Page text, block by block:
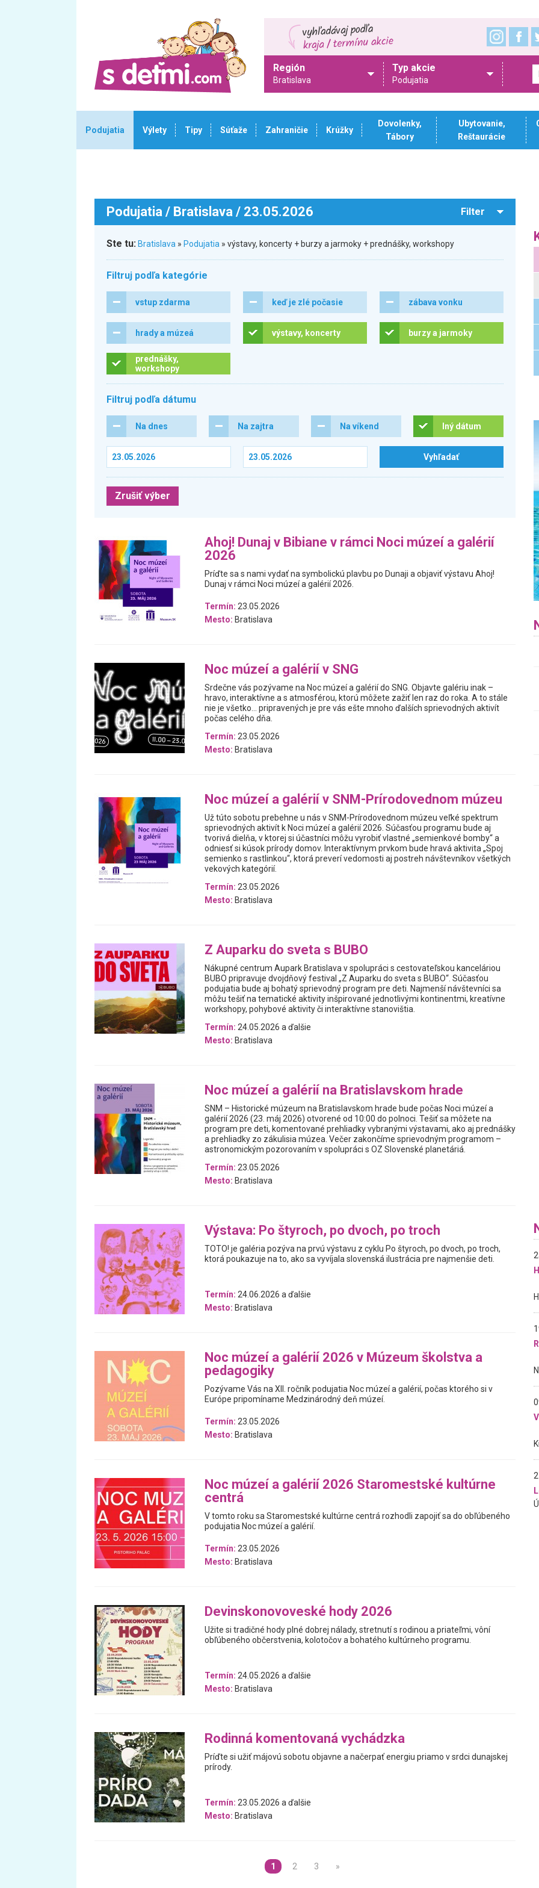
Región
Bratislava
Typ akcie
Podujatia
Podujatia Výlety Tipy Súťaže Zahraničie Krúžky
Dovolenky,
Tábory
Ubytovanie,
Reštaurácie
Podujatia / Bratislava / 23.05.2026 Filter
Ste tu: Bratislava » Podujatia » výstavy, koncerty + burzy a jarmoky + prednášky, workshopy
Filtruj podľa kategórie
vstup zdarma keď je zlé počasie zábava vonku
hrady a múzeá výstavy, koncerty burzy a jarmoky
prednášky,
workshopy
Filtruj podľa dátumu
Na dnes Na zajtra Na víkend Iný dátum
Zrušiť výber
Ahoj! Dunaj v Bibiane v rámci Noci múzeí a galérií
2026
Príďte sa s nami vydať na symbolickú plavbu po Dunaji a objaviť výstavu Ahoj!
Dunaj v rámci Noci múzeí a galérií 2026.
Termín: 23.05.2026
Mesto: Bratislava
Noc múzeí a galérií v SNG
Srdečne vás pozývame na Noc múzeí a galérií do SNG. Objavte galériu inak –
hravo, interaktívne a s atmosférou, ktorú môžete zažiť len raz do roka. A to stále
nie je všetko… pripravených je pre vás ešte mnoho ďalších sprievodných aktivít
počas celého dňa.
Termín: 23.05.2026
Mesto: Bratislava
Noc múzeí a galérií v SNM-Prírodovednom múzeu
Už túto sobotu prebehne u nás v SNM-Prírodovednom múzeu veľké spektrum
sprievodných aktivít k Noci múzeí a galérií 2026. Súčasťou programu bude aj
tvorivá dielňa, v ktorej si účastníci môžu vyrobiť vlastné „semienkové bomby“ a
odniesť si kúsok prírody domov. Interaktívnym prvkom bude hravá aktivita „Spoj
semienko s rastlinkou“, ktorá preverí vedomosti aj postreh návštevníkov všetkých
vekových kategórií.
Termín: 23.05.2026
Mesto: Bratislava
Z Auparku do sveta s BUBO
Nákupné centrum Aupark Bratislava v spolupráci s cestovateľskou kanceláriou
BUBO pripravuje dvojdňový festival „Z Auparku do sveta s BUBO“. Súčasťou
podujatia bude aj bohatý sprievodný program pre deti. Najmenší návštevníci sa
môžu tešiť na tematické aktivity inšpirované jednotlivými kontinentmi, kreatívne
workshopy, pohybové aktivity či interaktívne stanovištia.
Termín: 24.05.2026 a ďalšie
Mesto: Bratislava
Noc múzeí a galérií na Bratislavskom hrade
SNM – Historické múzeum na Bratislavskom hrade bude počas Noci múzeí a
galérií 2026 (23. máj 2026) otvorené od 10:00 do polnoci. Tešiť sa môžete na
program pre deti, komentované prehliadky vybranými výstavami, ako aj prednášky
a prehliadky zo zákulisia múzea. Večer zakončíme sprievodným programom –
astronomickým pozorovaním v spolupráci s OZ Slovenské planetáriá.
Termín: 23.05.2026
Mesto: Bratislava
Výstava: Po štyroch, po dvoch, po troch
TOTO! je galéria pozýva na prvú výstavu z cyklu Po štyroch, po dvoch, po troch,
ktorá poukazuje na to, ako sa vyvíjala slovenská ilustrácia pre najmenšie deti.
Termín: 24.06.2026 a ďalšie
Mesto: Bratislava
Noc múzeí a galérií 2026 v Múzeum školstva a
pedagogiky
Pozývame Vás na XII. ročník podujatia Noc múzeí a galérií, počas ktorého si v
Európe pripomíname Medzinárodný deň múzeí.
Termín: 23.05.2026
Mesto: Bratislava
Noc múzeí a galérií 2026 Staromestské kultúrne
centrá
V tomto roku sa Staromestské kultúrne centrá rozhodli zapojiť sa do obľúbeného
podujatia Noc múzeí a galérií.
Termín: 23.05.2026
Mesto: Bratislava
Devin­skonovoveské hody 2026
Užite si tradičné hody plné dobrej nálady, stretnutí s rodinou a priateľmi, vôní
obľúbeného občerstvenia, kolotočov a bohatého kultúrneho programu.
Termín: 24.05.2026 a ďalšie
Mesto: Bratislava
Rodinná komentovaná vychádzka
Príďte si užiť májovú sobotu objavne a načerpať energiu priamo v srdci dunajskej
prírody.
Termín: 23.05.2026 a ďalšie
Mesto: Bratislava
1 2 3 »